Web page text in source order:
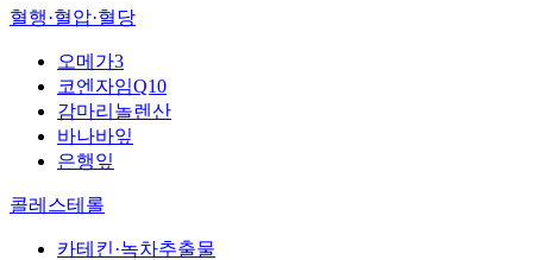
혈행·혈압·혈당
오메가3
코엔자임Q10
감마리놀렌산
바나바잎
은행잎
콜레스테롤
카테킨·녹차추출물